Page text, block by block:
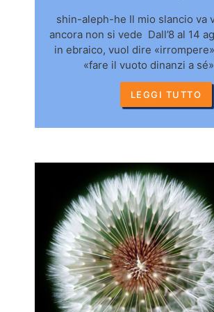
shin-aleph-he Il mio slancio va
ancora non si vede Dall’8 al 14
in ebraico, vuol dire
«fare il vuoto dinanzi a
LEGGI TUTTO